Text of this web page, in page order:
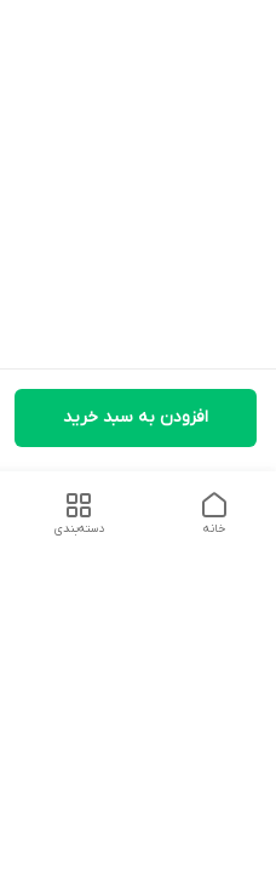
افزودن به سبد خرید
دسته‌بندی خانه